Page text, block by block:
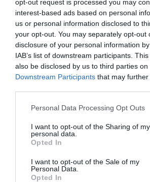
opt-out request is processed you may
interest-based ads based on personal
us or personal information disclosed to
your opt-out. You may separately opt-out
disclosure of your personal information
IAB’s list of downstream participants.
also be disclosed by us to third parties on
Downstream Participants that may
Please note that this website/app uses
not limited to your visit or usage
grant or deny consent to Google and its
use your data for below specified
consent section.
Personal Data Processing Opt Outs
I want to opt-out of the Sharing of my
personal data.
Opted In
I want to opt-out of the Sale of my
Personal Data.
Opted In
Άλλη μία νίκη κατέγραψε το τμήμα
Παναθηναϊκού.
31.07.2026 E-SPORTS